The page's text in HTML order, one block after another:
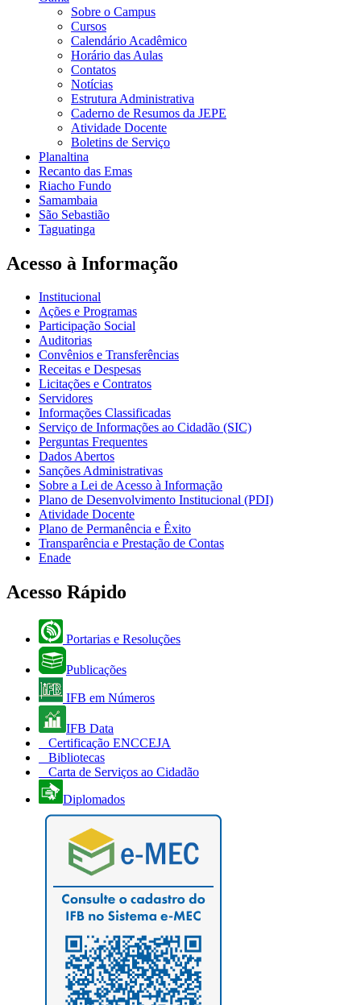
Sobre o Campus
Cursos
Calendário Acadêmico
Horário das Aulas
Contatos
Notícias
Estrutura Administrativa
Caderno de Resumos da JEPE
Atividade Docente
Boletins de Serviço
Planaltina
Recanto das Emas
Riacho Fundo
Samambaia
São Sebastião
Taguatinga
Acesso à Informação
Institucional
Ações e Programas
Participação Social
Auditorias
Convênios e Transferências
Receitas e Despesas
Licitações e Contratos
Servidores
Informações Classificadas
Serviço de Informações ao Cidadão (SIC)
Perguntas Frequentes
Dados Abertos
Sanções Administrativas
Sobre a Lei de Acesso à Informação
Plano de Desenvolvimento Institucional (PDI)
Atividade Docente
Plano de Permanência e Êxito
Transparência e Prestação de Contas
Enade
Acesso Rápido
Portarias e Resoluções
Publicações
IFB em Números
IFB Data
Certificação ENCCEJA
Bibliotecas
Carta de Serviços ao Cidadão
Diplomados